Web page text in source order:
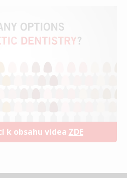
k obsahu videa ZDE